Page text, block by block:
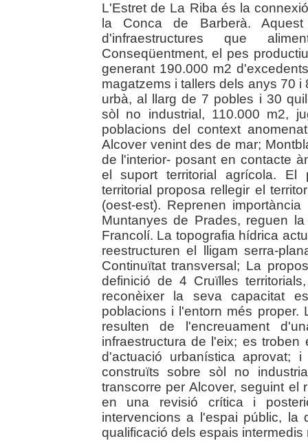
L'Estret de La Riba és la
la Conca de Barberà.
d'infraestructures que
Conseqüentment, el pes
generant 190.000 m2
magatzems i tallers dels anys 70
urbà, al llarg de 7 pobles i 30
sòl no industrial, 110.000 m2,
poblacions del context
Alcover venint des de mar;
de l'interior- posant en contacte
el suport territorial agrícola. El
territorial proposa rellegir el
(oest-est). Reprenen
Muntanyes de Prades, reguen
Francolí. La topografia hídrica
reestructuren el lligam serra-
Continuïtat transversal; La
definició de 4 Cruïlles
reconèixer la seva capacitat
poblacions i l'entorn més
resulten de l'encreuament
infraestructura de l'eix; es
d'actuació urbanística aprovat;
construïts sobre sòl no
transcorre per Alcover, seguint
en una revisió crítica i
intervencions a l'espai públic, la
qualificació dels espais intermedis